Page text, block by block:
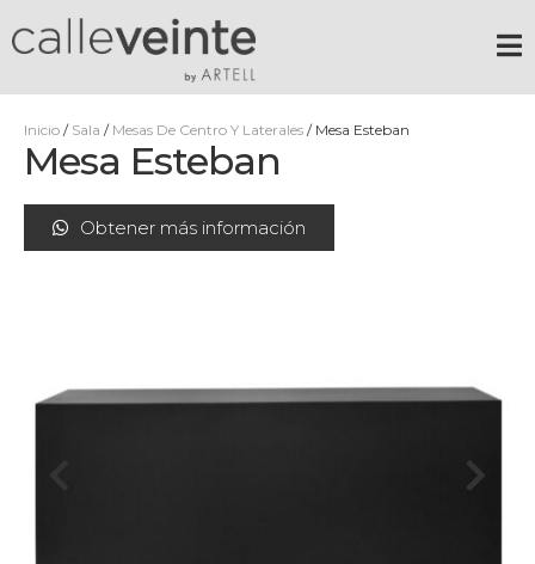
Inicio / Sala / Mesas De Centro Y Laterales / Mesa Esteban
Mesa Esteban
Obtener más información